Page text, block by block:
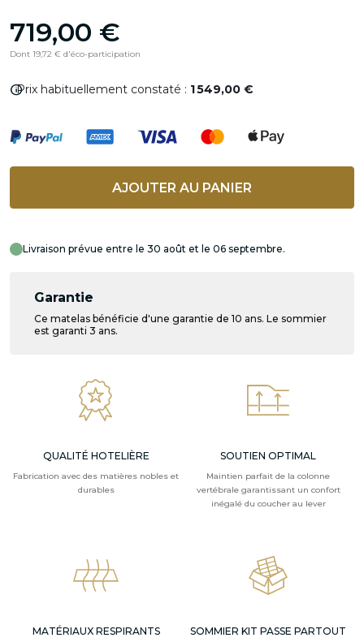
719,00 €
Dont 19,72 € d'éco-participation
infoPrix habituellement constaté : 1 549,00 €
AJOUTER AU PANIER
Livraison prévue entre le 30 août et le 06 septembre.
Garantie
Ce matelas bénéficie d'une garantie de 10 ans. Le sommier
est garanti 3 ans.
QUALITÉ HOTELIÈRE
Fabrication avec des matières nobles et
durables
SOUTIEN OPTIMAL
Maintien parfait de la colonne
vertébrale garantissant un confort
inégalé du coucher au lever
MATÉRIAUX RESPIRANTS SOMMIER KIT PASSE PARTOUT